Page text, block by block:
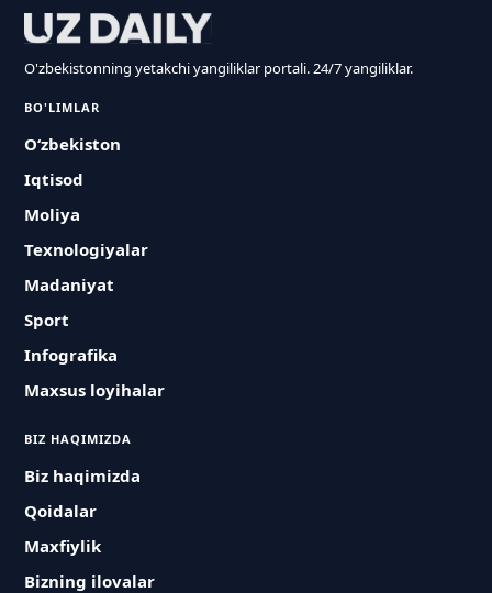
O'zbekistonning yetakchi yangiliklar portali. 24/7 yangiliklar.
BO'LIMLAR
O‘zbekiston
Iqtisod
Moliya
Texnologiyalar
Madaniyat
Sport
Infografika
Maxsus loyihalar
BIZ HAQIMIZDA
Biz haqimizda
Qoidalar
Maxfiylik
Bizning ilovalar